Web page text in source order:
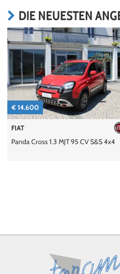
ITALIANO
NEWS
AREA COMMERCIANTI
ITALIANO
DIE NEUESTEN
Cross 1.3 MJT 95 CV S&S 4x4